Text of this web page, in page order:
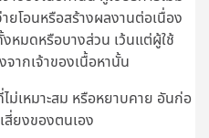
ยโอนหรือสร้างผลงานต่อเนื่อง
หมดหรือบางส่วน เว้นแต่ผู้ใช้
ากเจ้าของเนื้อหานั้น
ม่เหมาะสม หรือหยาบคาย อันก่อ
สี่ยงของตนเอง